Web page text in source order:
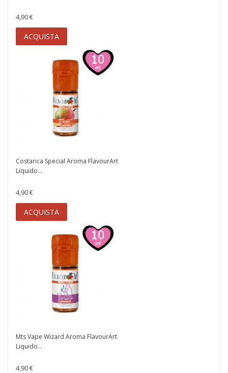
4,90 €
ACQUISTA
Costarica Special Aroma FlavourArt
Liquido...
4,90 €
ACQUISTA
Mts Vape Wizard Aroma FlavourArt
Liquido...
4,90 €